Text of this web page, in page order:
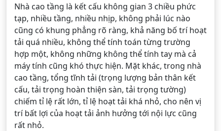
Nhà cao tầng là kết cấu không gian 3 chiều phức
tạp, nhiều tầng, nhiều nhịp, không phải lúc nào
cũng có khung phẳng rõ ràng, khả năng bố trí hoạt
tải quá nhiều, không thể tính toán từng trường
hợp một, không những không thể tính tay mà cả
máy tính cũng khó thực hiện. Mặt khác, trong nhà
cao tầng, tổng tĩnh tải (trọng lượng bản thân kết
cấu, tải trọng hoàn thiện sàn, tải trọng tường)
chiếm tỉ lệ rất lớn, tỉ lệ hoạt tải khá nhỏ, cho nên vị
trí bất lợi của hoạt tải ảnh hưởng tới nội lực cũng
rất nhỏ.